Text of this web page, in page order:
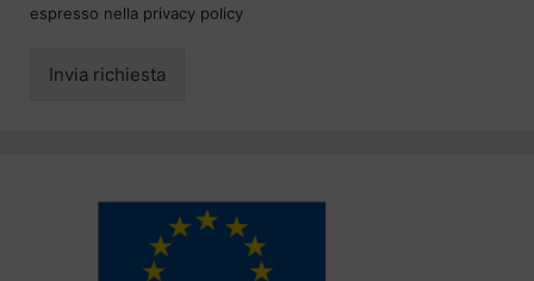
espresso nella privacy policy
Invia richiesta